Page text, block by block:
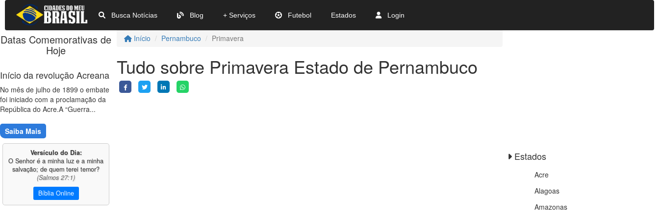
Busca Notícias Blog + Serviços Futebol Estados Login
Início Pernambuco Primavera
Tudo sobre Primavera Estado de Pernambuco
Datas Comemorativas de
Hoje
Início da revolução Acreana
No mês de julho de 1899 o embate
foi iniciado com a proclamação da
República do Acre.A “Guerra...
Saiba Mais
Versículo do Dia:
O Senhor é a minha luz e a minha
salvação; de quem terei temor?
(Salmos 27:1)
Bíblia Online
Estados
Acre
Alagoas
Amazonas